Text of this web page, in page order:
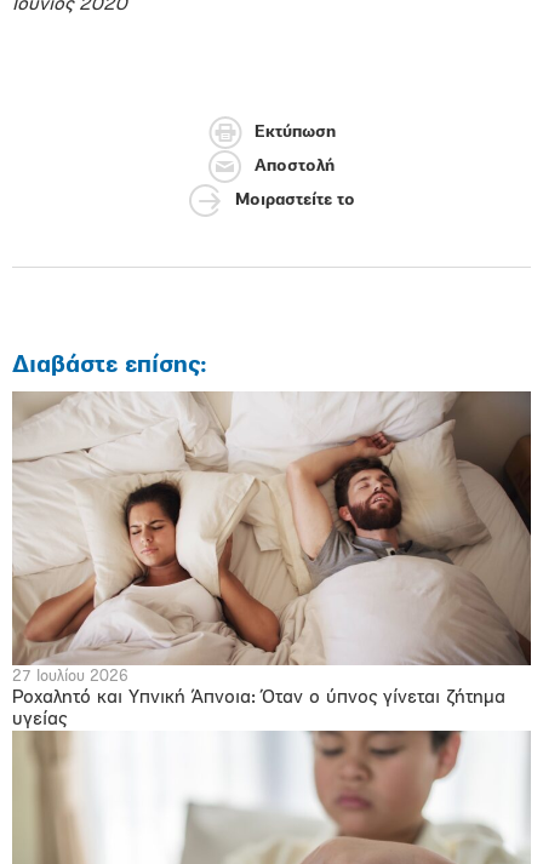
Ιούνιος 2020
Εκτύπωση
Αποστολή
Μοιραστείτε το
Διαβάστε επίσης:
27 Ιουλίου 2026
Ροχαλητό και Υπνική Άπνοια: Όταν ο ύπνος γίνεται ζήτημα
υγείας